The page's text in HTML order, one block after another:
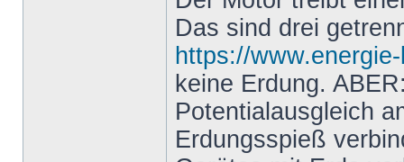
Das sind drei
https://
keine Erdung.
Potentialausgleich
Erdungsspieß